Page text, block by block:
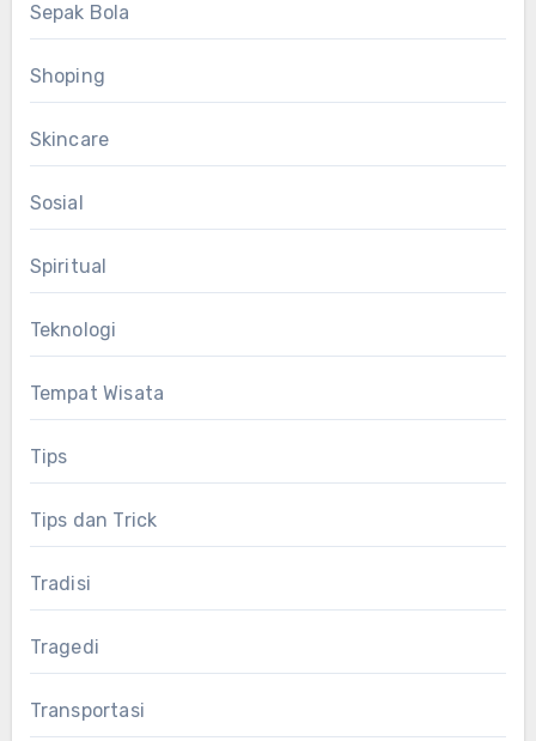
Sepak Bola
Shoping
Skincare
Sosial
Spiritual
Teknologi
Tempat Wisata
Tips
Tips dan Trick
Tradisi
Tragedi
Transportasi